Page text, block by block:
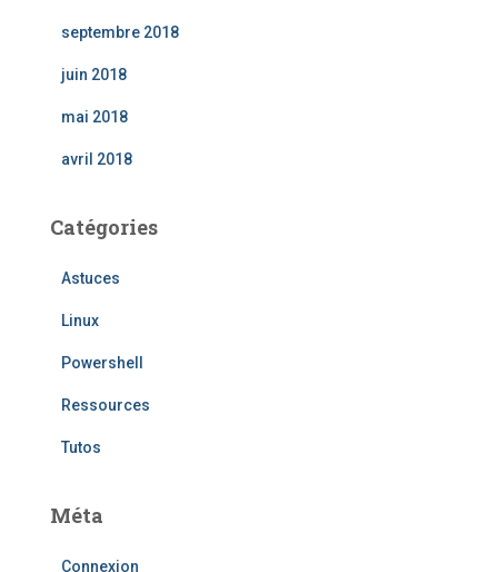
septembre 2018
juin 2018
mai 2018
avril 2018
Catégories
Astuces
Linux
Powershell
Ressources
Tutos
Méta
Connexion